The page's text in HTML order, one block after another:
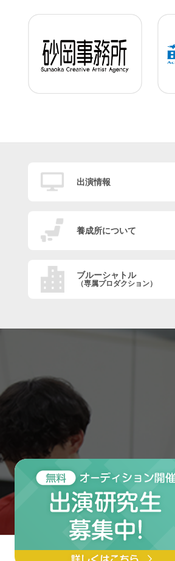
出演情報
養成所について
ブルーシャトル
（専属プロダクション）